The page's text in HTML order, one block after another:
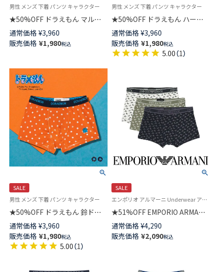
男性 メンズ 下着 パンツ キャラクター
★50%OFF ドラえもん マルチ
刺繍 どら焼き 前開き ボクサー
パンツ メンズ アンダーウェア
53604003
通常価格 ¥3,960
販売価格 ¥1,980税込
男性 メンズ 下着 パンツ キャラクター
★50%OFF ドラえもん ハート
柄 前開き ボクサー パンツ メン
ズ アンダーウェア 53604002
通常価格 ¥3,960
販売価格 ¥1,980税込
5.00（1）
SALE
男性 メンズ 下着 パンツ キャラクター
★50%OFF ドラえもん 鈴ドッ
ト柄 前開き ボクサー パンツ メ
ンズ アンダーウェア 53604001
通常価格 ¥3,960
販売価格 ¥1,980税込
5.00（1）
SALE
エンポリオ アルマーニ Underwear アンダーウェア 紳士 下着
★51%OFF EMPORIO ARMANI
CORE LOGOBAND コアロゴバ
ンド ボクサーパンツ 前閉じ EU
サイズ メンズ 54007791
通常価格 ¥4,290
販売価格 ¥2,090税込